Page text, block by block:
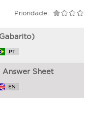
Prioridade:
Answer Sheet